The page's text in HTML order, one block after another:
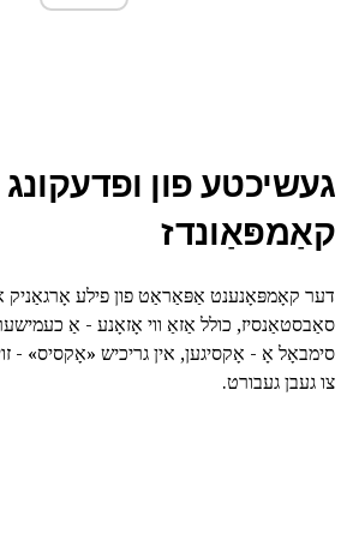
געשיכטע פון ופדעקונג
קאַמפּאַונדז
דער קאָמפּאָנענט אַפּאַראַט פון פילע אָרגאַניק
סאַבסטאַנסיז, כולל אַזאַ ווי אָזאָנע - אַ
סימבאָל אָ - אָקסיגען, אין גריכיש «אָקסיס» -
צו געבן געבורט.